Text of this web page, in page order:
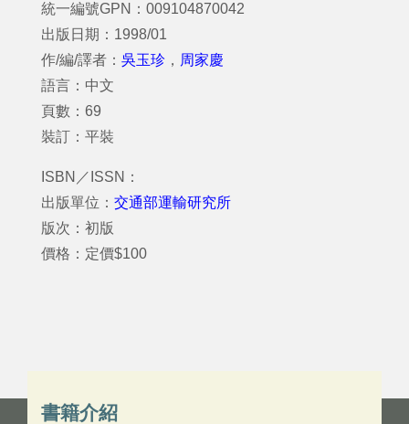
統一編號GPN：009104870042
出版日期：1998/01
作/編/譯者： 吳玉珍 ， 周家慶
語言：中文
頁數：69
裝訂：平裝
ISBN／ISSN：
出版單位： 交通部運輸研究所
版次：初版
價格：定價$100
書籍介紹